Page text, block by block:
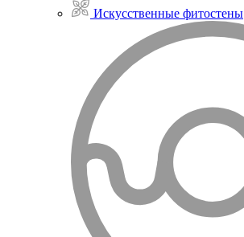
Искусственные фитостены